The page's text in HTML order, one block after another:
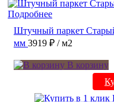
Подробнее
Штучный паркет
мм 3919 ₽ / м2
В корзину